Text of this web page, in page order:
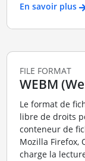
En savoir plus
FILE FORMAT
WEBM
Le format de
libre de droits
conteneur de
Mozilla Firefox,
charge la